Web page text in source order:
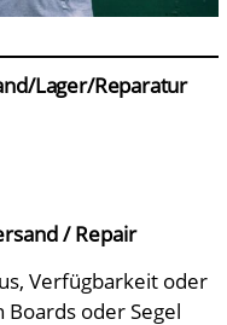
Lager/Reparatur
/ Repair
Verfügbarkeit oder
oder Segel